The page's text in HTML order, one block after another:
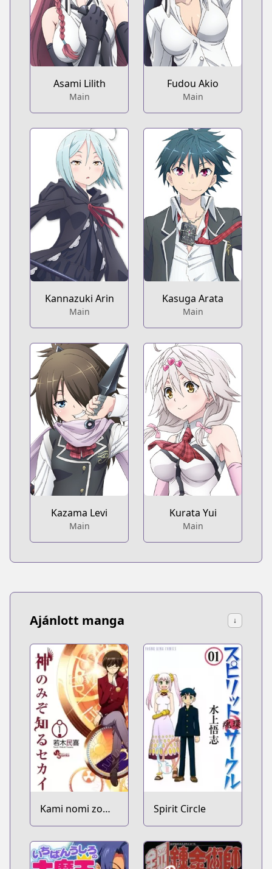
Asami Lilith
Main
Fudou Akio
Main
Kannazuki Arin
Main
Kasuga Arata
Main
Kazama Levi
Main
Kurata Yui
Main
Ajánlott manga ↓
Kami nomi zo
Shiru Sekai
Spirit Circle